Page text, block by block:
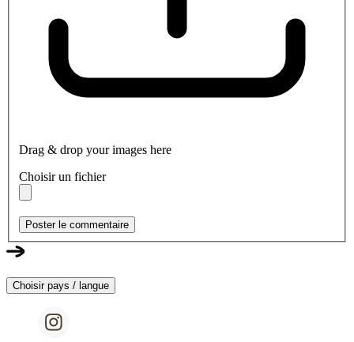
Drag & drop your images here
Choisir un fichier
Poster le commentaire
Choisir pays / langue